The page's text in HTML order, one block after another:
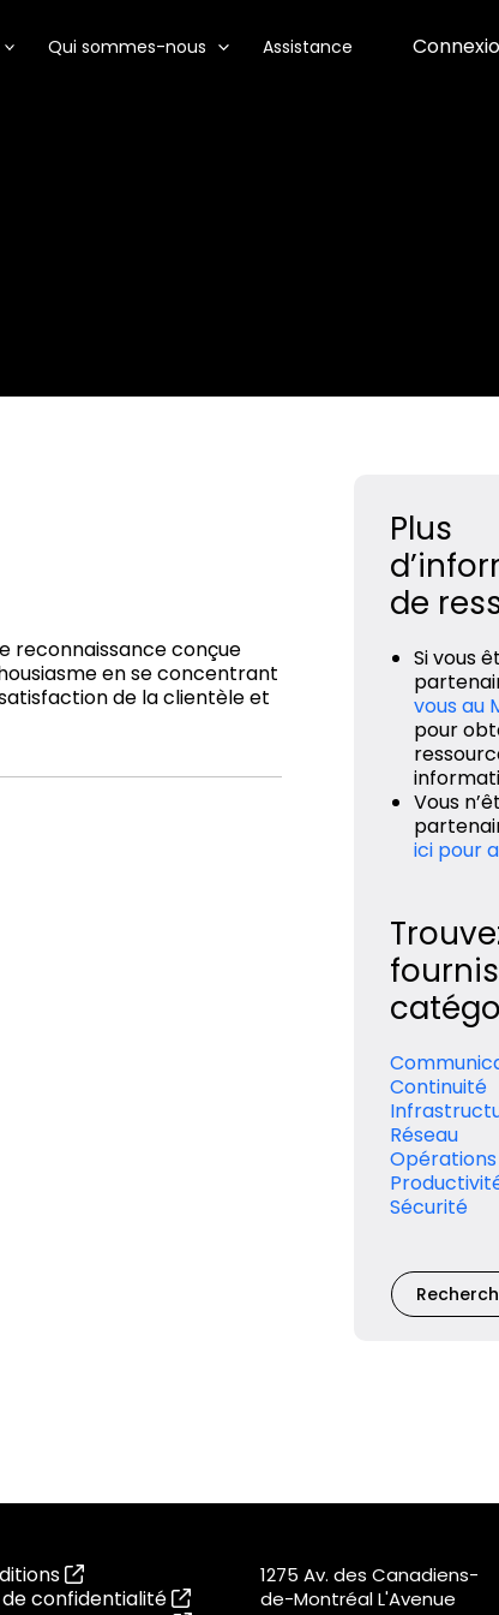
Qui sommes-nous Assistance
reconnaissance conçue
en se concentrant
de la clientèle et
Plus
de
Si vous
vous au
pour
Vous
ici pour
Continuité
Réseau
Opérations
Sécurité
de confidentialité
1275 Av. des Canadiens-
de-Montréal L'Avenue